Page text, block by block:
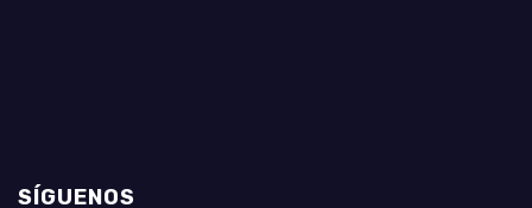
SÍGUENOS